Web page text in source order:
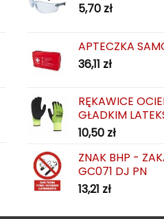
5,70 zł
APTECZKA
36,11 zł
RĘKAWICE
GŁADKIM
10,50 zł
ZNAK BHP -
GC071 DJ PN
13,21 zł